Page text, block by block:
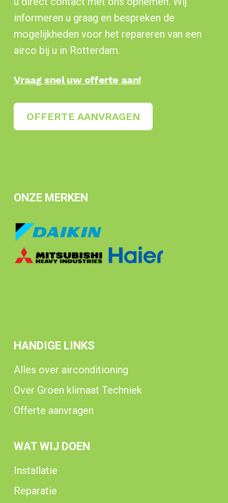
informeren u graag en bespreken de
mogelijkheden voor het repareren van een
airco bij u in Rotterdam.
Vraag snel uw offerte aan!
OFFERTE AANVRAGEN
ONZE MERKEN
HANDIGE LINKS
Alles over airconditioning
Over Groen klimaat Techniek
Offerte aanvragen
WAT WIJ DOEN
Installatie
Reparatie